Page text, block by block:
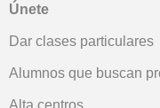
Únete
Dar clases particulares
Alumnos que buscan
Alta centros